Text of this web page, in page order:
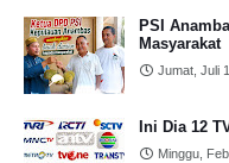
PSI
Masyarakat
Jumat, Juli
Ini Dia 12
Minggu,